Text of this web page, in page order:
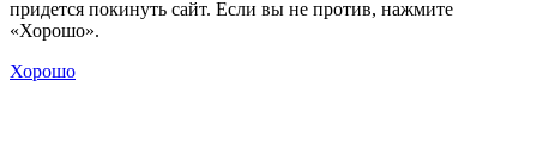
придется покинуть сайт. Если вы не против, нажмите
«Хорошо».
Хорошо